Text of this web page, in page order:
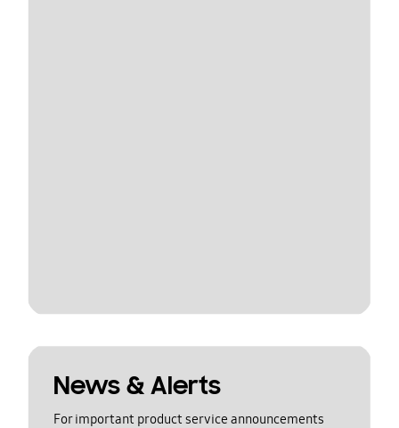
News & Alerts
For important product service announcements